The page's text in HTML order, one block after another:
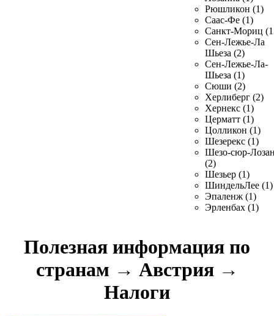
Рюшликон (1)
Саас-Фе (1)
Санкт-Мориц
Сен-Лежье-Ла
Шьеза (2)
Сен-Лежье-Ла-
Шьеза (1)
Сюши (2)
Херлиберг (2)
Хернекс (1)
Церматт (1)
Цолликон (1)
Шезерекс (1)
Шезо-сюр-
(2)
Шезьер (1)
ШиндельЛее (1)
Эпаленж (1)
Эрленбах (1)
Полезная информация по
странам → Австрия →
Налоги